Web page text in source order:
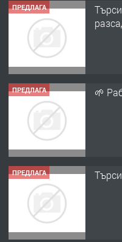
ПРЕДЛАГА
ПРЕДЛАГА 🌱
ПРЕДЛАГА